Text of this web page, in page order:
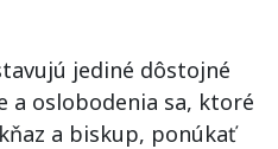
jediné dôstojné
a oslobodenia sa, ktoré
a biskup, ponúkať